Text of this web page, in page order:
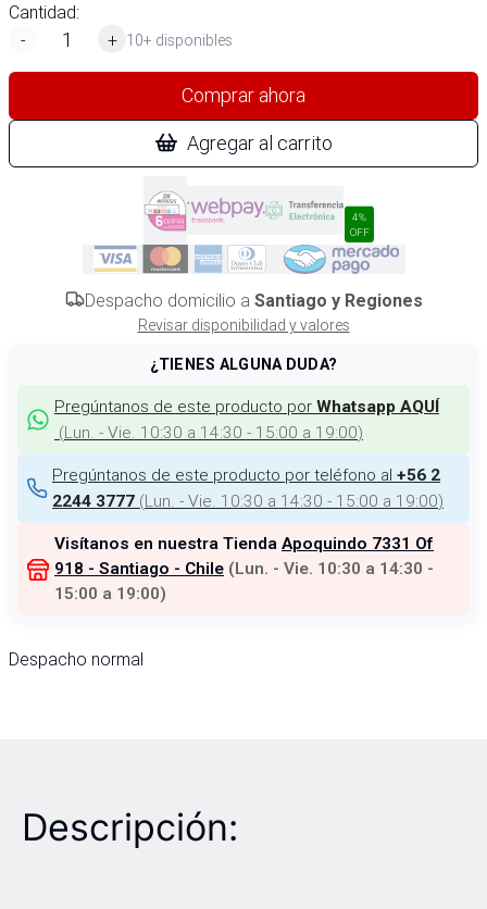
Cantidad:
-
+ 10+ disponibles
Comprar ahora
Agregar al carrito
4%
OFF
Despacho domicilio a Santiago y Regiones
Revisar disponibilidad y valores
¿TIENES ALGUNA DUDA?
Pregúntanos de este producto por Whatsapp AQUÍ
(Lun. - Vie. 10:30 a 14:30 - 15:00 a 19:00)
Pregúntanos de este producto por teléfono al +56 2
2244 3777 (Lun. - Vie. 10:30 a 14:30 - 15:00 a 19:00)
Visítanos en nuestra Tienda Apoquindo 7331 Of
918 - Santiago - Chile (Lun. - Vie. 10:30 a 14:30 -
15:00 a 19:00)
Despacho normal
Descripción: